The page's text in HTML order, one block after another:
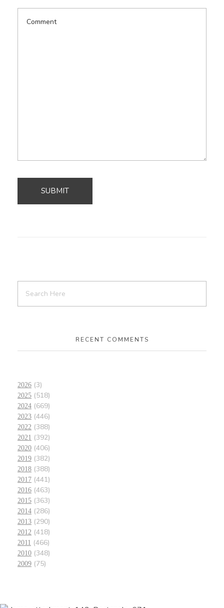
RECENT COMMENTS
2026 (3)
2025 (518)
2024 (669)
2023 (446)
2022 (388)
2021 (392)
2020 (406)
2019 (382)
2018 (388)
2017 (441)
2016 (463)
2015 (363)
2014 (286)
2013 (290)
2012 (418)
2011 (466)
2010 (348)
2009 (75)